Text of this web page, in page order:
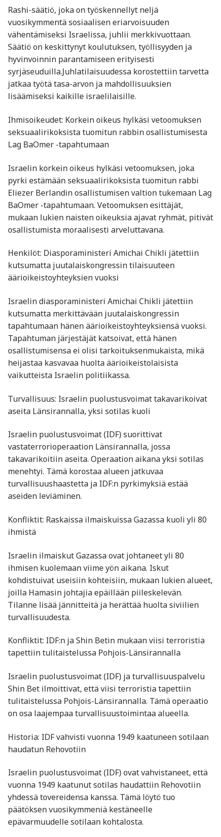
Rashi-säätiö, joka on työskennellyt neljä
vuosikymmentä sosiaalisen eriarvoisuuden
vähentämiseksi Israelissa, juhlii merkkivuottaan.
Säätiö on keskittynyt koulutuksen, työllisyyden ja
hyvinvoinnin parantamiseen erityisesti
syrjäseuduilla.Juhlatilaisuudessa korostettiin tarvetta
jatkaa työtä tasa-arvon ja mahdollisuuksien
lisäämiseksi kaikille israelilaisille.
Ihmisoikeudet: Korkein oikeus hylkäsi vetoomuksen
seksuaalirikoksista tuomitun rabbin osallistumisesta
Lag BaOmer -tapahtumaan
Israelin korkein oikeus hylkäsi vetoomuksen, joka
pyrki estämään seksuaalirikoksista tuomitun rabbi
Eliezer Berlandin osallistumisen valtion tukemaan Lag
BaOmer -tapahtumaan. Vetoomuksen esittäjät,
mukaan lukien naisten oikeuksia ajavat ryhmät, pitivät
osallistumista moraalisesti arveluttavana.
Henkilöt: Diasporaministeri Amichai Chikli jätettiin
kutsumatta juutalaiskongressin tilaisuuteen
äärioikeistoyhteyksien vuoksi
Israelin diasporaministeri Amichai Chikli jätettiin
kutsumatta merkittävään juutalaiskongressin
tapahtumaan hänen äärioikeistoyhteyksiensä vuoksi.
Tapahtuman järjestäjät katsoivat, että hänen
osallistumisensa ei olisi tarkoituksenmukaista, mikä
heijastaa kasvavaa huolta äärioikeistolaisista
vaikutteista Israelin politiikassa.
Turvallisuus: Israelin puolustusvoimat takavarikoivat
aseita Länsirannalla, yksi sotilas kuoli
Israelin puolustusvoimat (IDF) suorittivat
vastaterrorioperaation Länsirannalla, jossa
takavarikoitiin aseita. Operaation aikana yksi sotilas
menehtyi. Tämä korostaa alueen jatkuvaa
turvallisuushaastetta ja IDF:n pyrkimyksiä estää
aseiden leviäminen.
Konfliktit: Raskaissa ilmaiskuissa Gazassa kuoli yli 80
ihmistä
Israelin ilmaiskut Gazassa ovat johtaneet yli 80
ihmisen kuolemaan viime yön aikana. Iskut
kohdistuivat useisiin kohteisiin, mukaan lukien alueet,
joilla Hamasin johtajia epäillään piileskelevän.
Tilanne lisää jännitteitä ja herättää huolta siviilien
turvallisuudesta.
Konfliktit: IDF:n ja Shin Betin mukaan viisi terroristia
tapettiin tulitaistelussa Pohjois-Länsirannalla
Israelin puolustusvoimat (IDF) ja turvallisuuspalvelu
Shin Bet ilmoittivat, että viisi terroristia tapettiin
tulitaistelussa Pohjois-Länsirannalla. Tämä operaatio
on osa laajempaa turvallisuustoimintaa alueella.
Historia: IDF vahvisti vuonna 1949 kaatuneen sotilaan
haudatun Rehovotiin
Israelin puolustusvoimat (IDF) ovat vahvistaneet, että
vuonna 1949 kaatunut sotilas haudattiin Rehovotiin
yhdessä tovereidensa kanssa. Tämä löytö tuo
päätöksen vuosikymmeniä kestäneelle
epävarmuudelle sotilaan kohtalosta.